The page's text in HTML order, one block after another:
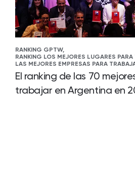
RANKING GPTW,
RANKING LOS MEJORES LUGARES
LAS MEJORES EMPRESAS PARA
El ranking de las 70
trabajar en Argentina en